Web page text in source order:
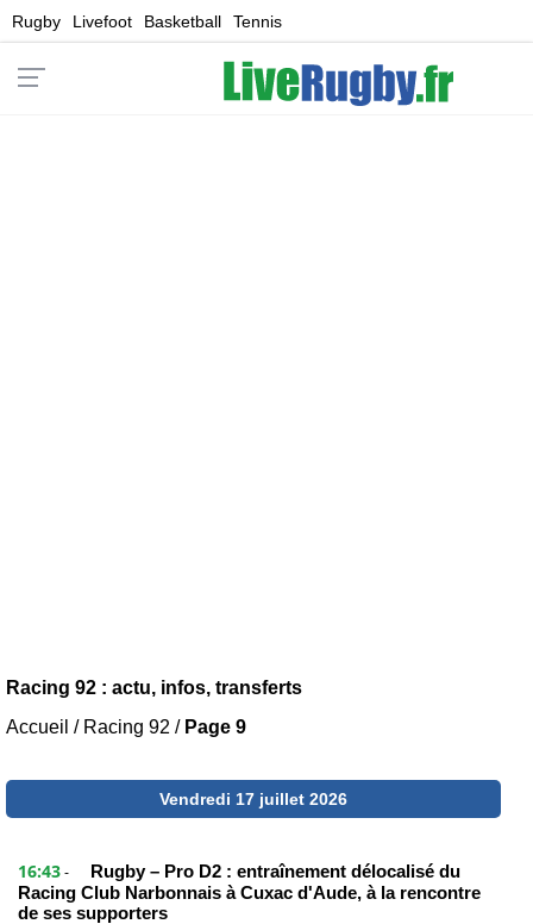
Rugby Livefoot Basketball Tennis
Racing 92 : actu, infos, transferts
Accueil / Racing 92 / Page 9
Vendredi 17 juillet 2026
16:43 -
Rugby – Pro D2 : entraînement délocalisé du
Racing Club Narbonnais à Cuxac d'Aude, à la rencontre
de ses supporters